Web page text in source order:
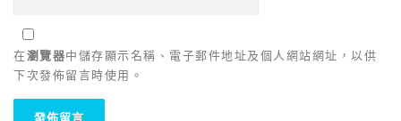
在瀏覽器中儲存顯示名稱、電子郵件地址及個人網站網址，以供
下次發佈留言時使用。